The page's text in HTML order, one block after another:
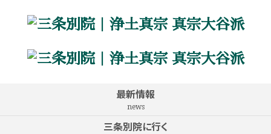
最新情報
news
三条別院に行く